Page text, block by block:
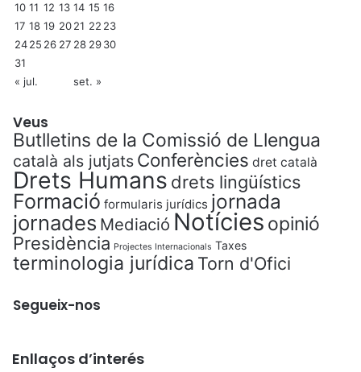
10 11 12 13 14 15 16
17 18 19 2021 22 23
2425 26 27 28 2930
31
« jul.
set. »
Veus
Butlletins de la Comissió de Llengua
català als jutjats Conferències dret català
Drets Humans drets lingüístics
Formació formularis jurídics jornada
jornades Mediació Notícies opinió
Presidència Projectes Internacionals Taxes
terminologia jurídica Torn d'Ofici
Segueix-nos
Enllaços d’interés